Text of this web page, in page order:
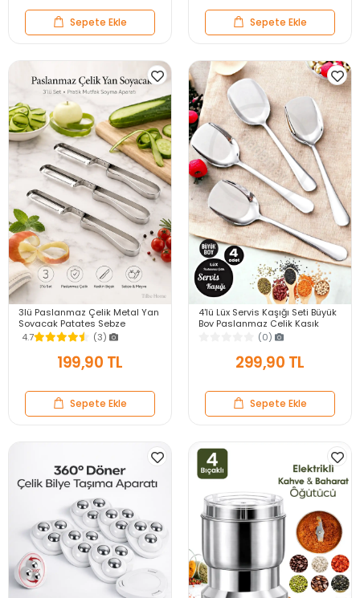
Sepete Ekle Sepete Ekle
3lü Paslanmaz Çelik Metal Yan
Soyacak Patates Sebze
Salatalık Havuç Soyacağı
Mutfak Soyma Aparatı
4.7 (3)
199,90 TL
Sepete Ekle
4'lü Lüx Servis Kaşığı Seti Büyük
Boy Paslanmaz Çelik Kaşık
Salata Yemek Mutfak Kaşığı
(0)
299,90 TL
Sepete Ekle